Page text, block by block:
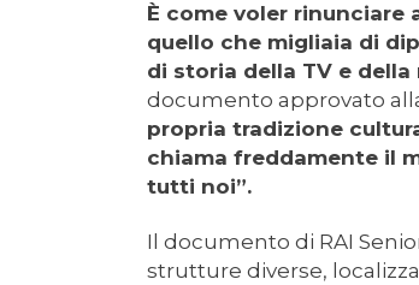
È come voler
quello che migliaia di
di storia della TV e della
documento approvato
propria tradizione
chiama freddamente il
tutti noi”.
Il documento di RAI
strutture diverse,